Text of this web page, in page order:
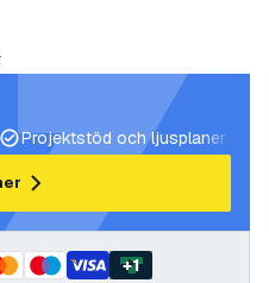
Projektstöd och ljusplaner
+1